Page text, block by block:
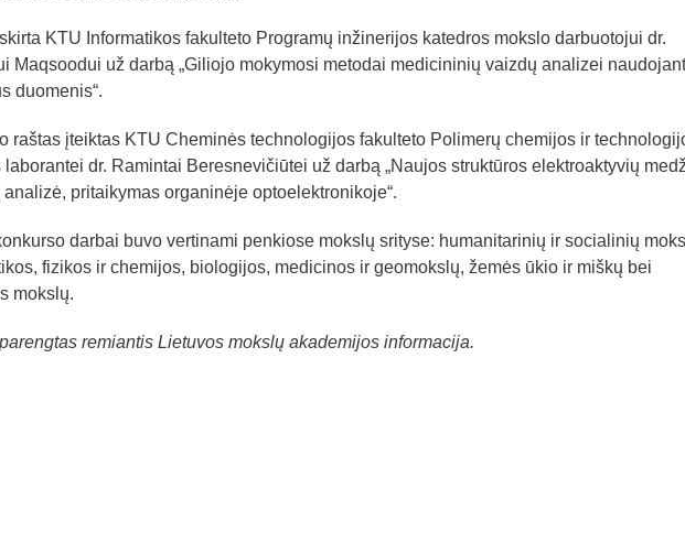
KTU Informatikos fakulteto Programų inžinerijos katedros mokslo darbuotojui dr.
Maqsoodui už darbą „Giliojo mokymosi metodai medicininių vaizdų analizei naudojant
duomenis“.
raštas įteiktas KTU Cheminės technologijos fakulteto Polimerų chemijos ir
laborantei dr. Ramintai Beresnevičiūtei už darbą „Naujos struktūros elektroaktyvių
analizė, pritaikymas organinėje optoelektronikoje“.
darbai buvo vertinami penkiose mokslų srityse: humanitarinių ir socialinių
fizikos ir chemijos, biologijos, medicinos ir geomokslų, žemės ūkio ir miškų bei
mokslų.
remiantis Lietuvos mokslų akademijos informacija.